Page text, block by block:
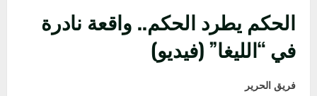
الحكم يطرد الحكم.. واقعة نادرة
في “الليغا” (فيديو)
فريق الحرير